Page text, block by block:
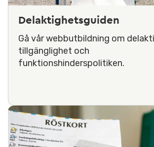
Delaktighetsguiden
Gå vår webbutbildning om
tillgänglighet och
funktionshinderspolitiken.